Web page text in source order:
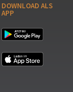
DOWNLOAD ALS
APP